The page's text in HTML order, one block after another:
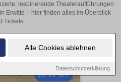
Alle Cookies ablehnen
Datenschutzerklärung
inspirierende Theateraufführungen
Erwitte – hier finden alles im Überblick
Tickets.
20:00 Uhr